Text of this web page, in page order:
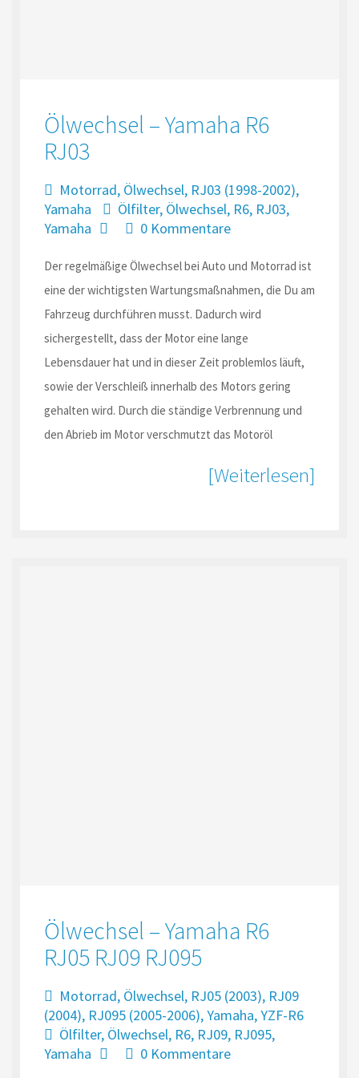
Ölwechsel – Yamaha R6
RJ03
Motorrad, Ölwechsel, RJ03 (1998-2002),
Yamaha
Ölfilter, Ölwechsel, R6, RJ03,
Yamaha
0 Kommentare
Der regelmäßige Ölwechsel bei Auto und Motorrad ist
eine der wichtigsten Wartungsmaßnahmen, die Du am
Fahrzeug durchführen musst. Dadurch wird
sichergestellt, dass der Motor eine lange
Lebensdauer hat und in dieser Zeit problemlos läuft,
sowie der Verschleiß innerhalb des Motors gering
gehalten wird. Durch die ständige Verbrennung und
den Abrieb im Motor verschmutzt das Motoröl
[Weiterlesen]
Ölwechsel – Yamaha R6
RJ05 RJ09 RJ095
Motorrad, Ölwechsel, RJ05 (2003), RJ09
(2004), RJ095 (2005-2006),Yamaha,YZF-R6
Ölfilter, Ölwechsel, R6, RJ09, RJ095,
Yamaha
0 Kommentare